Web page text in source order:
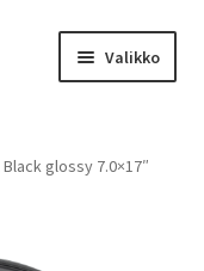
Valikko
Black glossy 7.0×17″